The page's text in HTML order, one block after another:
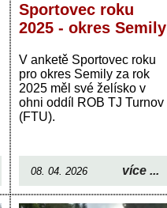
Sportovec roku
2025 - okres Semily
V anketě Sportovec roku
pro okres Semily za rok
2025 měl své želísko v
ohni oddíl ROB TJ Turnov
(FTU).
08. 04. 2026 více ...